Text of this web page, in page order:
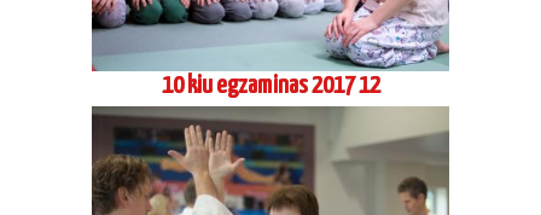
10 kiu egzaminas 2017 12